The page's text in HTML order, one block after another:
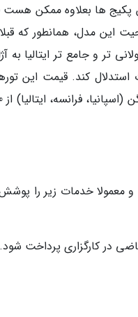
پکیج ها بعلاوه ممکن هست
این مدل، همانطور که
تر و جامع تر ایتالیا به
کند. قیمت این
نوروز
و معمولا خدمات زیر را